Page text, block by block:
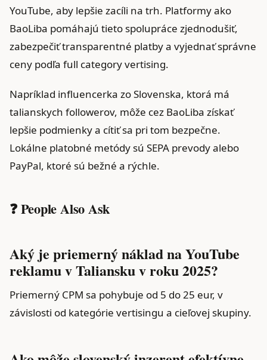
YouTube, aby lepšie zacíli na trh. Platformy ako
BaoLiba pomáhajú tieto spolupráce zjednodušiť,
zabezpečiť transparentné platby a vyjednať správne
ceny podľa full category vertising.
Napríklad influencerka zo Slovenska, ktorá má
talianskych followerov, môže cez BaoLiba získať
lepšie podmienky a cítiť sa pri tom bezpečne.
Lokálne platobné metódy sú SEPA prevody alebo
PayPal, ktoré sú bežné a rýchle.
❓ People Also Ask
Aký je priemerný náklad na YouTube
reklamu v Taliansku v roku 2025?
Priemerný CPM sa pohybuje od 5 do 25 eur, v
závislosti od kategórie vertisingu a cieľovej skupiny.